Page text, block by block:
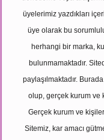
üyelerimiz yazdıkları
üye olarak bu
herhangi bir marka,
bulunmamaktadır.
paylaşılmaktadır.
olup, gerçek kurum ve
Gerçek kurum ve
Sitemiz, kar amacı